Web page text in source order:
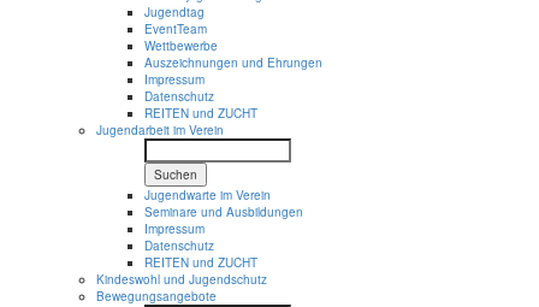
Jugendtag
EventTeam
Wettbewerbe
Auszeichnungen und Ehrungen
Impressum
Datenschutz
REITEN und ZUCHT
Jugendarbeit im Verein
Suchen
Jugendwarte im Verein
Seminare und Ausbildungen
Impressum
Datenschutz
REITEN und ZUCHT
Kindeswohl und Jugendschutz
Bewegungsangebote